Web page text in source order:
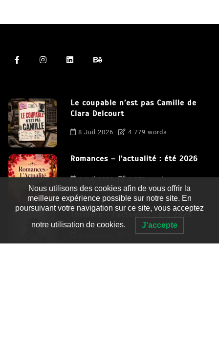
Le coupable n’est pas Camille de
Clara Delcourt
8 Juil 2026 4 779 words
Romances – l’actualité : été 2026
6 Juil 2026 3 052 words
Thrillers – l’actualité : été 2026
2 995 words
Nous utilisons des cookies afin de vous offrir la
meilleure expérience possible sur notre site. En
poursuivant votre navigation sur ce site, vous acceptez
notre utilisation de cookies. J'accepte